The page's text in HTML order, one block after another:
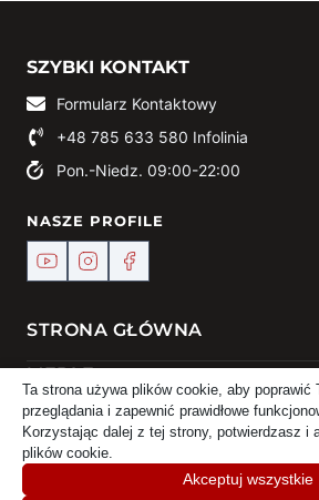
SZYBKI KONTAKT
Formularz Kontaktowy
+48 785 633 580 Infolinia
Pon.-Niedz. 09:00-22:00
NASZE PROFILE
STRONA GŁÓWNA
MEBLE
KONTAKT
Ta strona używa plików cookie, aby poprawić
przeglądania i zapewnić prawidłowe
Korzystając dalej z tej strony, potwierdzasz i
plików cookie.
Akceptuj wszystkie